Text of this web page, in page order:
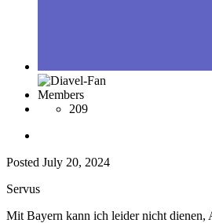
Members
209
Posted July 20, 2024
Servus
Mit Bayern kann ich leider nicht dienen,